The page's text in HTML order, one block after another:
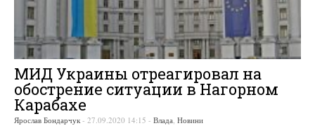
МИД Украины отреагировал на
обострение ситуации в Нагорном
Карабахе
Ярослав Бондарчук - 27.09.2020 14:15 - Влада, Новини